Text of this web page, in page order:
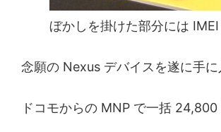
ぼかしを掛けた部分には
念願の Nexus デバイスを遂に手に
ドコモからの MNP で一括